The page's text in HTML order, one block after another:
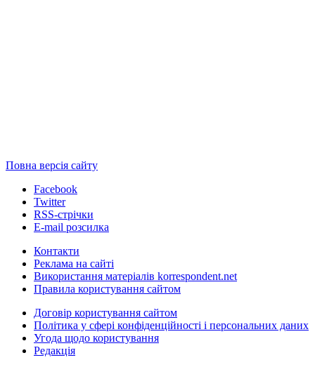
Повна версія сайту
Facebook
Twitter
RSS-стрічки
E-mail розсилка
Контакти
Реклама на сайті
Використання матеріалів korrespondent.net
Правила користування сайтом
Договір користування сайтом
Політика у сфері конфіденційності і персональних даних
Угода щодо користування
Редакція